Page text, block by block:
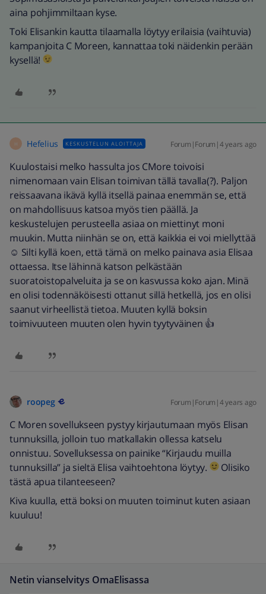
aina pohjimmiltaan kyse.
Toki Elisankin kautta tilaamalla löytyy erilaisia (vaihtuvia)
kampanjoita C Moreen, kannattaa toki näidenkin perään
kysellä!
H Hefelius KESKUSTELUN ALOITTAJA Forum|Forum|4 years ago
Kuulostaisi melko hassulta jos CMore toivoisi
nimenomaan vain Elisan toimivan tällä tavalla(?). Paljon
reissaavana ikävä kyllä itsellä painaa enemmän se, että
on mahdollisuus katsoa myös tien päällä. Ja
keskustelujen perusteella asiaa on miettinyt moni
muukin. Mutta niinhän se on, että kaikkia ei voi miellyttää
☺️ Silti kyllä koen, että tämä on melko painava asia Elisaa
ottaessa. Itse lähinnä katson pelkästään
suoratoistopalveluita ja se on kasvussa koko ajan. Minä
en olisi todennäköisesti ottanut sillä hetkellä, jos en olisi
saanut virheellistä tietoa. Muuten kyllä boksin
toimivuuteen muuten olen hyvin tyytyväinen 👍
roopeg Forum|Forum|4 years ago
C Moren sovellukseen pystyy kirjautumaan myös Elisan
tunnuksilla, jolloin tuo matkallakin ollessa katselu
onnistuu. Sovelluksessa on painike “Kirjaudu muilla
tunnuksilla” ja sieltä Elisa vaihtoehtona löytyy.
Olisiko
tästä apua tilanteeseen?
Kiva kuulla, että boksi on muuten toiminut kuten asiaan
kuuluu!
Netin vianselvitys OmaElisassa